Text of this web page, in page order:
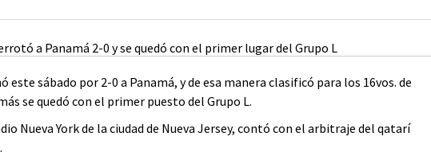
este sábado por 2-0 a Panamá, y de esa manera clasificó para los 16vos. de
se quedó con el primer puesto del Grupo L.
Nueva York de la ciudad de Nueva Jersey, contó con el arbitraje del qatarí